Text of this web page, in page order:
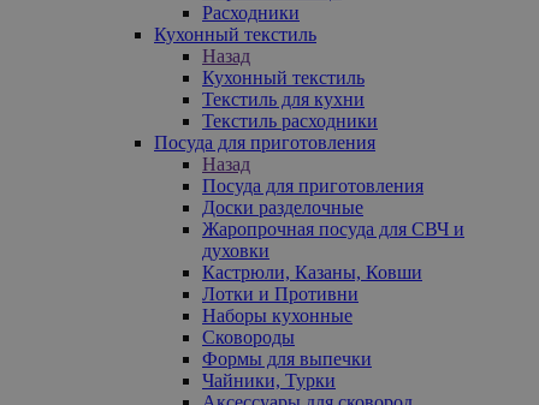
Расходники
Кухонный текстиль
Назад
Кухонный текстиль
Текстиль для кухни
Текстиль расходники
Посуда для приготовления
Назад
Посуда для приготовления
Доски разделочные
Жаропрочная посуда для СВЧ и
духовки
Кастрюли, Казаны, Ковши
Лотки и Противни
Наборы кухонные
Сковороды
Формы для выпечки
Чайники, Турки